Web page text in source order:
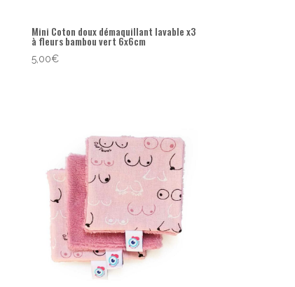
Mini Coton doux démaquillant lavable x3
à fleurs bambou vert 6x6cm
5,00€